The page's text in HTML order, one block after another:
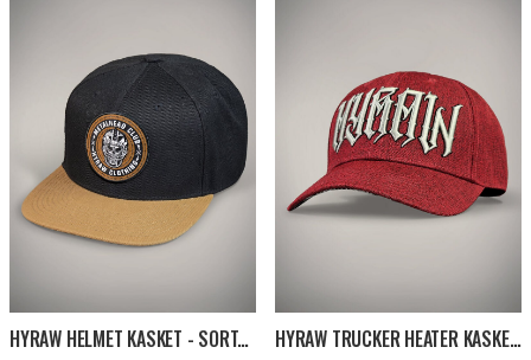
HYRAW HELMET KASKET - SORT/BRUN
HYRAW TRUCKER HEATER KASKET - RØD